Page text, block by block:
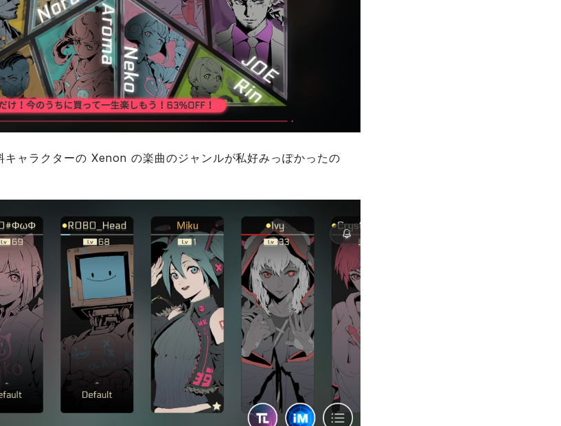
キャラクターの Xenon の楽曲のジャンルが私好みっぽかったの